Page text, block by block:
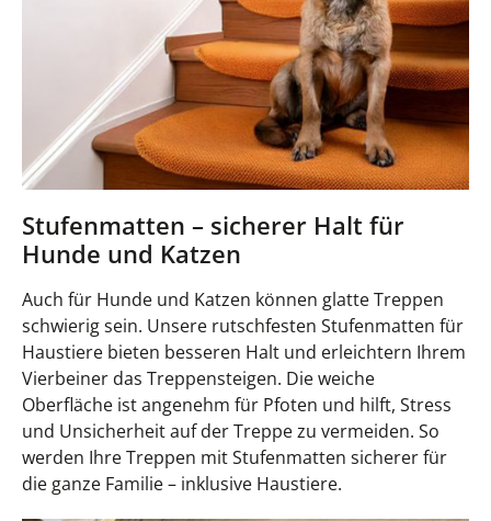
Stufenmatten – sicherer Halt für
Hunde und Katzen
Auch für Hunde und Katzen können glatte Treppen
schwierig sein. Unsere rutschfesten Stufenmatten für
Haustiere bieten besseren Halt und erleichtern Ihrem
Vierbeiner das Treppensteigen. Die weiche
Oberfläche ist angenehm für Pfoten und hilft, Stress
und Unsicherheit auf der Treppe zu vermeiden. So
werden Ihre Treppen mit Stufenmatten sicherer für
die ganze Familie – inklusive Haustiere.